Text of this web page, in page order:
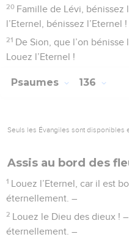
20 Famille de Lévi, bénissez
l’Eternel, bénissez l’Eternel !
21 De Sion, que l’on bénisse
Louez l’Eternel !
Psaumes 136
Seuls les Évangiles sont disponibles
Assis au bord des
1 Louez l’Eternel, car il est
éternellement. –
2 Louez le Dieu des dieux !
éternellement. –